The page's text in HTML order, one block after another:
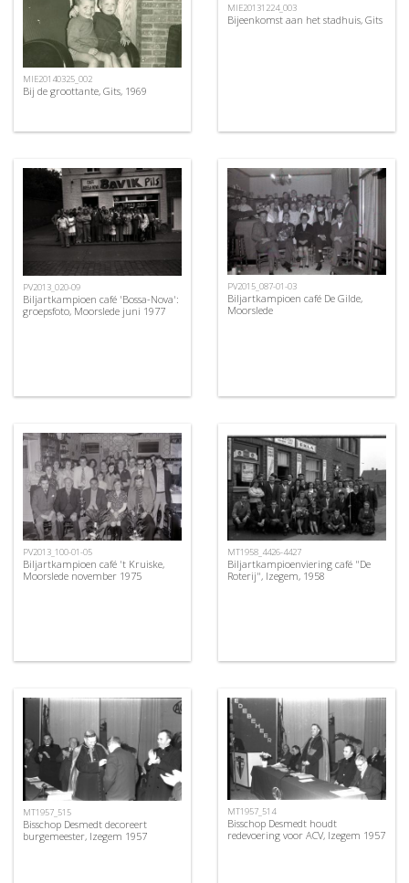
MIE20140325_002
Bij de groottante, Gits, 1969
MIE20131224_003
Bijeenkomst aan het stadhuis, Gits
PV2013_020-09
Biljartkampioen café 'Bossa-Nova':
groepsfoto, Moorslede juni 1977
PV2015_087-01-03
Biljartkampioen café De Gilde,
Moorslede
PV2013_100-01-05
Biljartkampioen café 't Kruiske,
Moorslede november 1975
MT1958_4426-4427
Biljartkampioenviering café "De
Roterij", Izegem, 1958
MT1957_515
Bisschop Desmedt decoreert
burgemeester, Izegem 1957
MT1957_514
Bisschop Desmedt houdt
redevoering voor ACV, Izegem 1957